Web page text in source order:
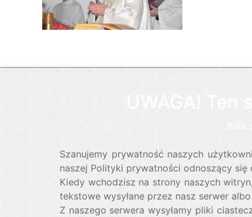
Szanujemy prywatność naszych
naszej Polityki prywatności odnoszący
Kiedy wchodzisz na strony naszych
tekstowe wysyłane przez nasz serwer
Z naszego serwera wysyłamy pliki